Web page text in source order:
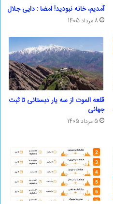
آمدیم، خانه نبودید! امضا : دایی جلال
8 مرداد 1405
قلعه الموت از سه یار دبستانی تا ثبت
جهانی
5 مرداد 1405